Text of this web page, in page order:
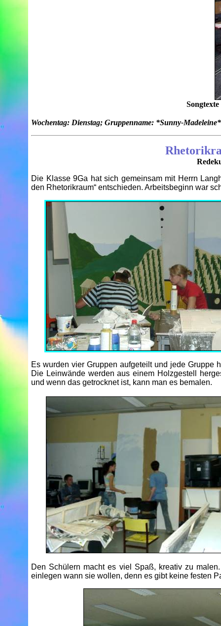
Wochentag: Dienstag; Gruppenname: *Sunny-Madeleine*
Die Klasse 9Ga hat sich gemeinsam mit Herrn
den Rhetorikraum“ entschieden. Arbeitsbeginn war
Es wurden vier Gruppen aufgeteilt und jede Gruppe
Die Leinwände werden aus einem Holzgestell
und wenn das getrocknet ist, kann man es bemalen.
Den Schülern macht es viel Spaß, kreativ zu
einlegen wann sie wollen, denn es gibt keine festen